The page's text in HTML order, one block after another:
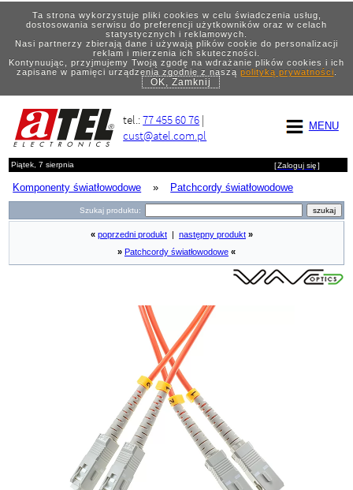
Ta strona wykorzystuje pliki cookies w celu świadczenia usług,
dostosowania serwisu do preferencji użytkowników oraz w celach
statystycznych i reklamowych.
Nasi partnerzy zbierają dane i używają plików cookie do personalizacji
reklam i mierzenia ich skuteczności.
Kontynuując, przyjmujemy Twoją zgodę na wdrażanie plików cookies i ich
zapisane w pamięci urządzenia zgodnie z naszą polityką prywatności.
OK, Zamknij
MENU
tel.:77 455 60 76 |
cust@atel.com.pl
Piątek, 7 sierpnia [Zaloguj się]
Komponenty światłowodowe » Patchcordy światłowodowe
Szukaj produktu:
« poprzedni produkt następny produkt »
» Patchcordy światłowodowe «